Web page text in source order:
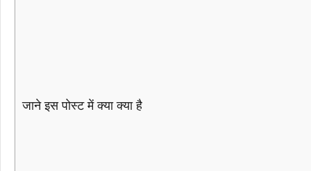
जाने इस पोस्ट में क्या क्या है